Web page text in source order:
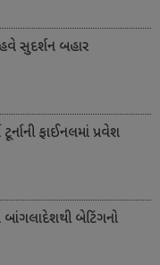
હવે સુદર્શન બહાર
ફાઈનલમાં પ્રવેશ
બેટિંગનો